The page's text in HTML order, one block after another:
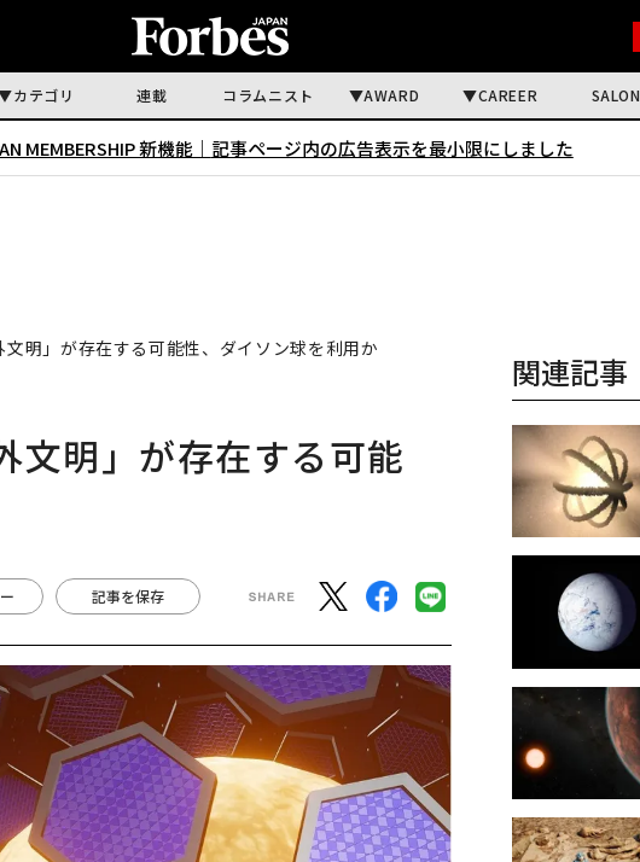
カテゴリ 連載 コラムニスト AWARD CAREER SALON
MEMBERSHIP 新機能｜ 記事ページ内の広告表示を最小限にしました
明」が存在する可能性、ダイソン球を利用か
文明」が存在する可能
記事を保存
関連記事